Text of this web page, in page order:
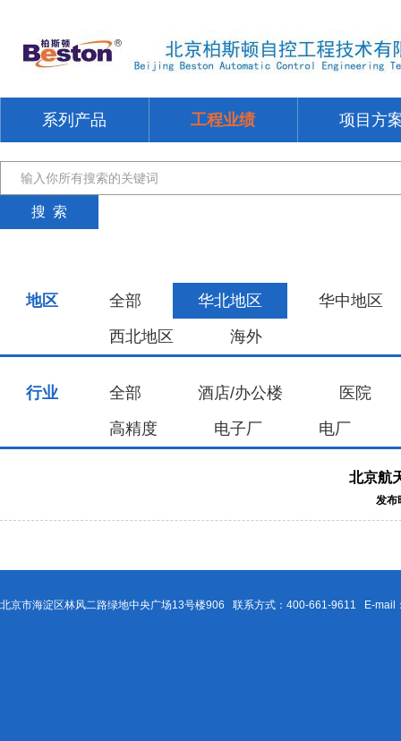
系列产品 工程业绩 项目方
地区 全部 华北地区
华中地区
西北地区
海外
行业 全部 酒店/办公楼
医院
高精度
电子厂 电厂
北京航
发布
北京市海淀区林风二路绿地中央广场13号楼906 联系方式：400-661-9611 E-